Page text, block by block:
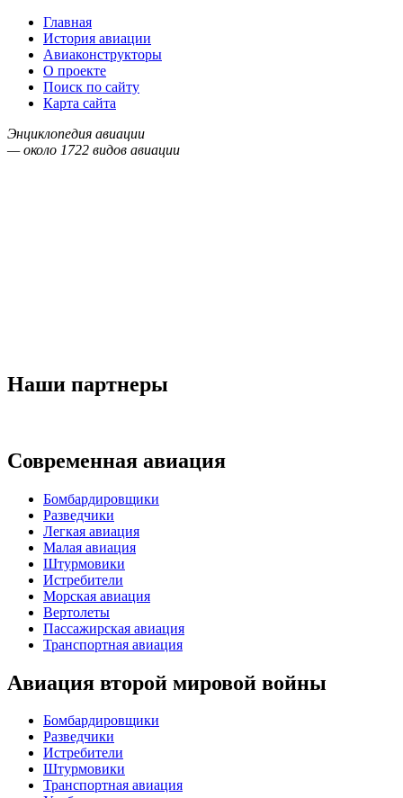
Главная
История авиации
Авиаконструкторы
О проекте
Поиск по сайту
Карта сайта
Энциклопедия авиации
— около 1722 видов авиации
Наши партнеры
Современная авиация
Бомбардировщики
Разведчики
Легкая авиация
Малая авиация
Штурмовики
Истребители
Морская авиация
Вертолеты
Пассажирская авиация
Транспортная авиация
Авиация второй мировой войны
Бомбардировщики
Разведчики
Истребители
Штурмовики
Транспортная авиация